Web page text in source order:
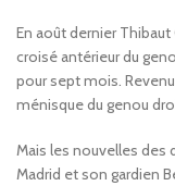
En août dernier
croisé antérieur du
pour sept mois.
ménisque du genou
Mais les nouvelles des
Madrid et son gardien